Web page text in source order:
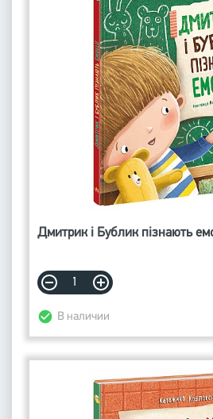
Дмитрик і Бублик пізнають
В наличии